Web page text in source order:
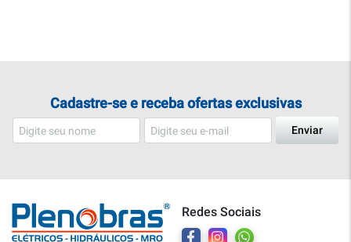
Cadastre-se e receba ofertas exclusivas
Enviar
Redes Sociais